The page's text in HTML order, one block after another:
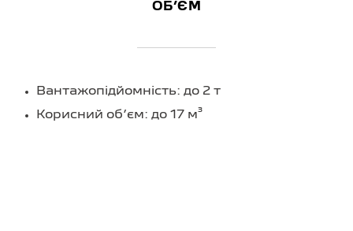
ОБʼЄМ
Вантажопідйомність: до 2 т
Корисний обʼєм: до 17 м³